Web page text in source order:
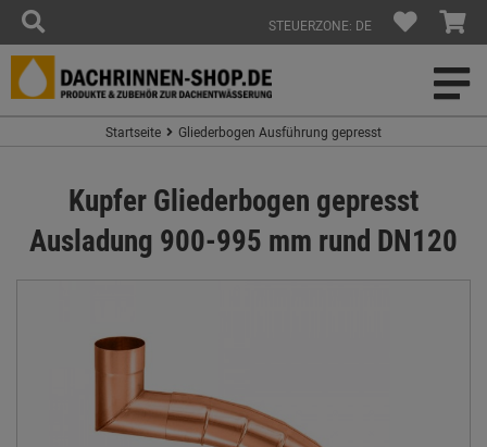
STEUERZONE: DE
Startseite Gliederbogen Ausführung gepresst
Kupfer Gliederbogen gepresst
Ausladung 900-995 mm rund DN120